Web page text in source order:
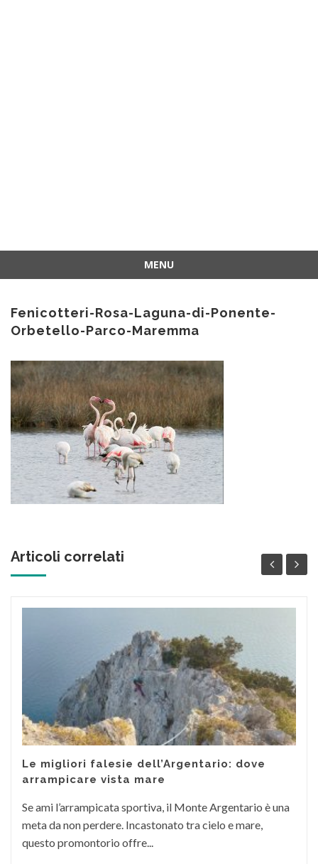
MENU
contenuto
Fenicotteri-Rosa-Laguna-di-Ponente-
Orbetello-Parco-Maremma
Articoli correlati
Le migliori falesie dell’Argentario: dove
arrampicare vista mare
Se ami l’arrampicata sportiva, il Monte Argentario è una
meta da non perdere. Incastonato tra cielo e mare,
questo promontorio offre...